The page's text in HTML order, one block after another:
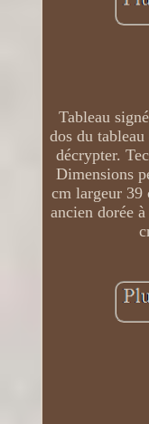
Tableau
dos du
décrypter.
Dimensions
cm largeur 39
ancien dorée